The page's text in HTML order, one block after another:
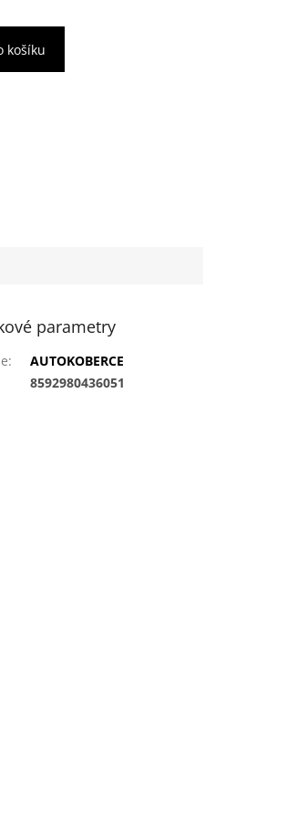
košíku
parametry
:
AUTOKOBERCE
8592980436051